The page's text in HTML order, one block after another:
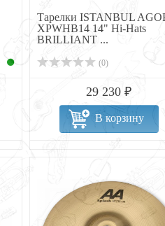
Тарелки ISTANBUL
XPWHB14 14" Hi-Hats
BRILLIANT ...
(0)
29 230 ₽
В корзину